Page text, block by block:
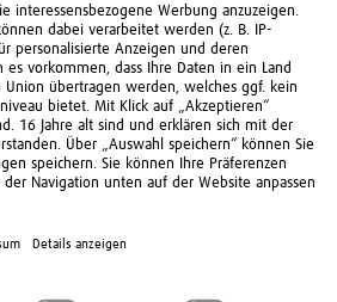
Risiken. Diese können
auftreten. DieChancen und